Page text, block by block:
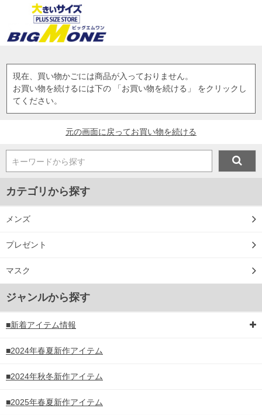
現在、買い物かごには商品が入っておりません。
お買い物を続けるには下の 「お買い物を続ける」 をクリックし
てください。
元の画面に戻ってお買い物を続ける
キーワードから探す
カテゴリから探す
メンズ
プレゼント
マスク
ジャンルから探す
■新着アイテム情報
■2024年春夏新作アイテム
■2024年秋冬新作アイテム
■2025年春夏新作アイテム